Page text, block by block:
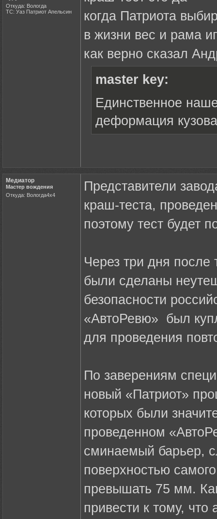
Откуда: Вологда
ТС: Уаз Патриот Апельсин
когда Патриота
в жизни вес и рама
как верно сказал
master key:
Единственное
деформация
Медиатор
Мастер вождения
Откуда: Вологда4х4
Представители
краш-теста,
поэтому тест будет
Через три дня после
были сделаны
безопасности
«АвтоРевю» был
для проведения
По заверениям
новый «Патриот»
которых были
проведенном
сминаемый барьер,
поверхностью
превышать 75 мм.
привести к тому,